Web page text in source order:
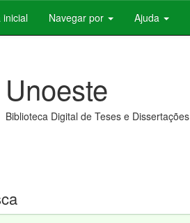
Navegar por Ajuda
Unoeste
Biblioteca Digital de Teses e Dissertações